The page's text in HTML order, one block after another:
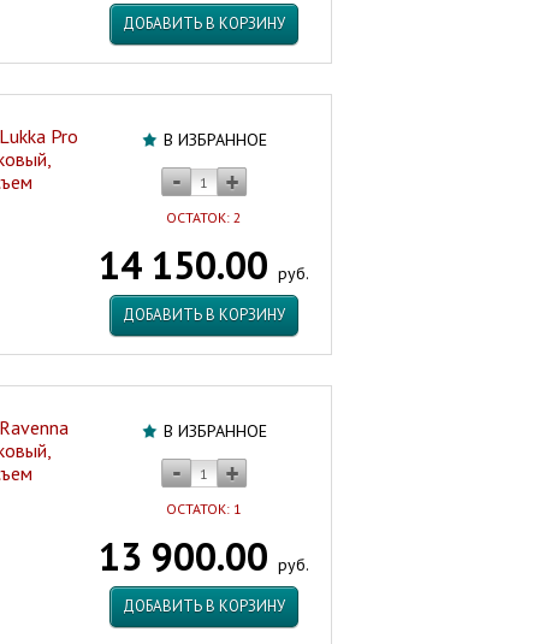
ДОБАВИТЬ В КОРЗИНУ
В ИЗБРАННОЕ
ОСТАТОК: 2
14 150.00 руб.
ДОБАВИТЬ В КОРЗИНУ
Pro
В ИЗБРАННОЕ
ОСТАТОК: 1
13 900.00 руб.
ДОБАВИТЬ В КОРЗИНУ